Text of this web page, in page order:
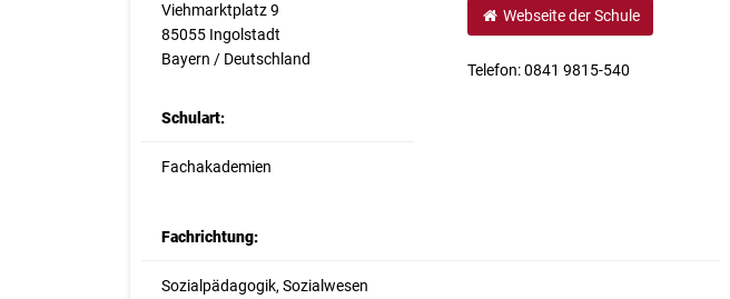
Viehmarktplatz 9
85055 Ingolstadt
Bayern / Deutschland
Webseite der Schule
Telefon: 0841 9815-540
Schulart:
Fachakademien
Fachrichtung:
Sozialpädagogik, Sozialwesen